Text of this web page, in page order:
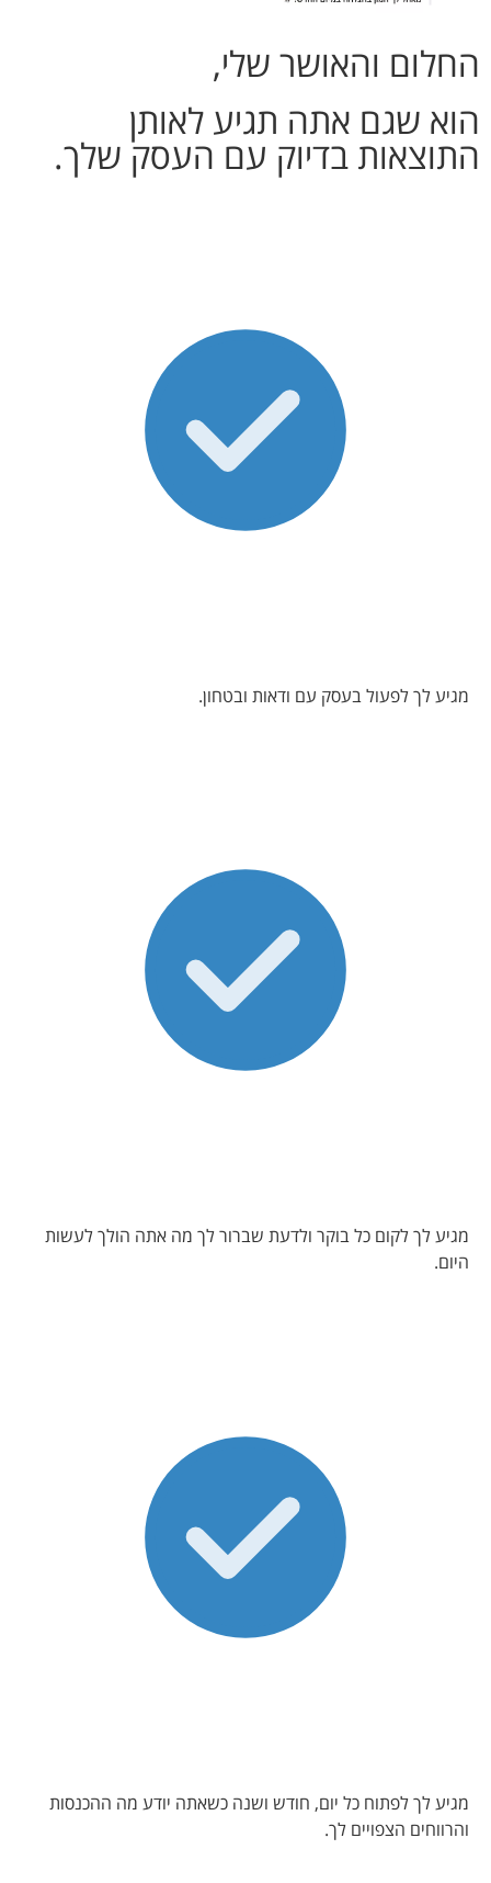
החלום והאושר שלי,
הוא שגם אתה תגיע לאותן
התוצאות בדיוק עם העסק שלך.
מגיע לך לפעול בעסק עם ודאות ובטחון.
מגיע לך לקום כל בוקר ולדעת שברור לך מה אתה הולך לעשות
היום.
מגיע לך לפתוח כל יום, חודש ושנה כשאתה יודע מה ההכנסות
והרווחים הצפויים לך.